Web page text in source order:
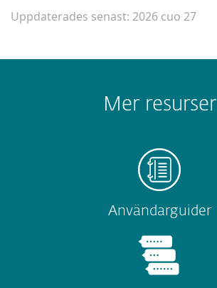
Uppdaterades senast: 2026 cuo 27
Mer resurser
Användarguider